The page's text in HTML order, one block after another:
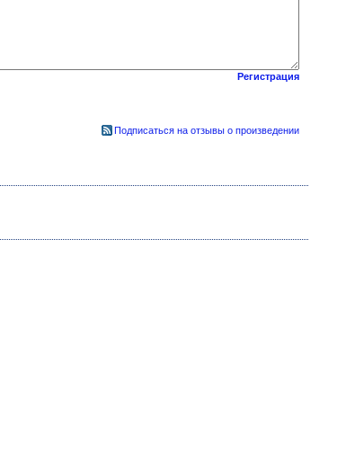
Регистрация
Подписаться на отзывы о произведении